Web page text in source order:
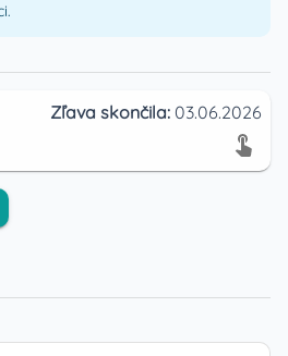
Zľava skončila: 03.06.2026